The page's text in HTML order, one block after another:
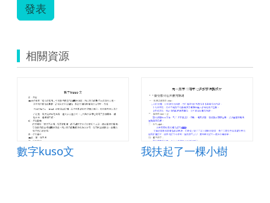
發表
相關資源
數字kuso文 我扶起了一棵小樹